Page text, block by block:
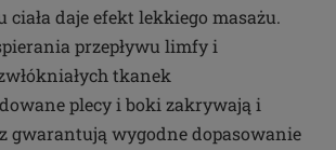
ciała daje efekt lekkiego masażu.
przepływu limfy i
tkanek
plecy i boki zakrywają i
gwarantują wygodne dopasowanie